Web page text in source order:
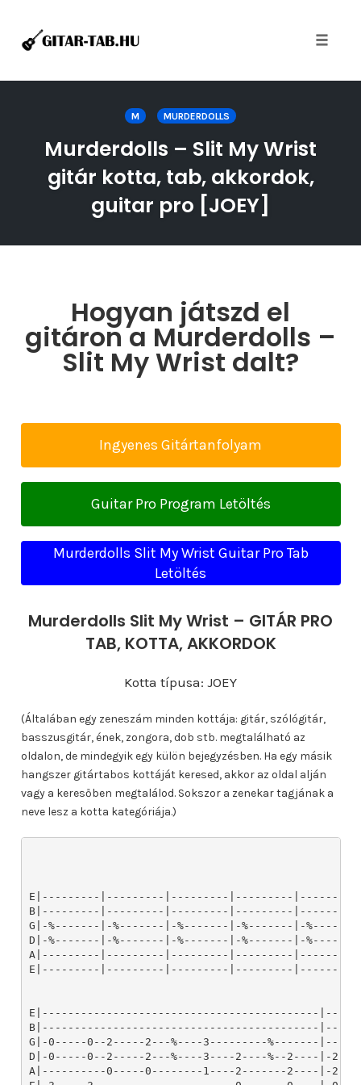
M MURDERDOLLS
Murderdolls – Slit My Wrist
gitár kotta, tab, akkordok,
guitar pro [JOEY]
Hogyan játszd el
gitáron a Murderdolls –
Slit My Wrist dalt?
Ingyenes Gitártanfolyam
Guitar Pro Program Letöltés
Murderdolls Slit My Wrist Guitar Pro Tab
Letöltés
Murderdolls Slit My Wrist – GITÁR PRO
TAB, KOTTA, AKKORDOK
Kotta típusa: JOEY
(Általában egy zeneszám minden kottája: gitár, szólógitár,
basszusgitár, ének, zongora, dob stb. megtalálható az
oldalon, de mindegyik egy külön bejegyzésben. Ha egy másik
hangszer gitártabos kottáját keresed, akkor az oldal alján
vagy a keresőben megtalálod. Sokszor a zenekar tagjának a
neve lesz a kotta kategóriája.)
E|---------|---------|---------|---------
B|---------|---------|---------|---------
G|-%-------|-%-------|-%-------|-%-------|-
D|-%-------|-%-------|-%-------|-%-------|-
A|---------|---------|---------|---------
E|---------|---------|---------|---------
E|-------------------------------------------
B|-------------------------------------------
G|-0-----0--2-----2---%----3---------%-------
D|-0-----0--2-----2---%----3----2----%--2----|-
A|----------0-----0--------1----2-------2----|-